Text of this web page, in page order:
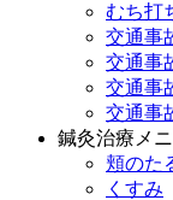
むち打
交通事
交通事
交通事
交通事
鍼灸治療メ
頬のた
くすみ